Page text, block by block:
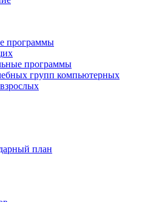
программы
программы
групп компьютерных
план